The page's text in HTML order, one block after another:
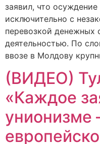
заявил, что
исключительно с
перевозкой денежных
деятельностью. По
ввозе в Молдову
(ВИДЕО)
«Каждое
унионизме